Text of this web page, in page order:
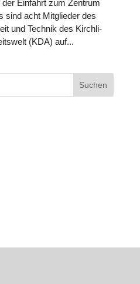
Einfahrt zum Zentrum
sind acht Mit­glie­der des
und Technik des Kirch­li­
(KDA) auf...